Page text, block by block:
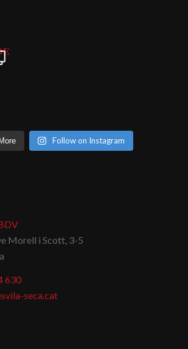
Follow on Instagram
Morell i Scott, 3-5
630
seca.cat